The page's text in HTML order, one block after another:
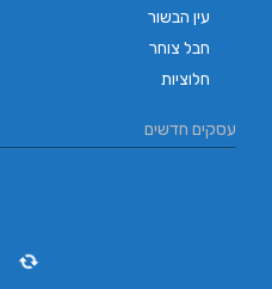
עין הבשור
חבל צוחר
חלוציות
עסקים חדשים